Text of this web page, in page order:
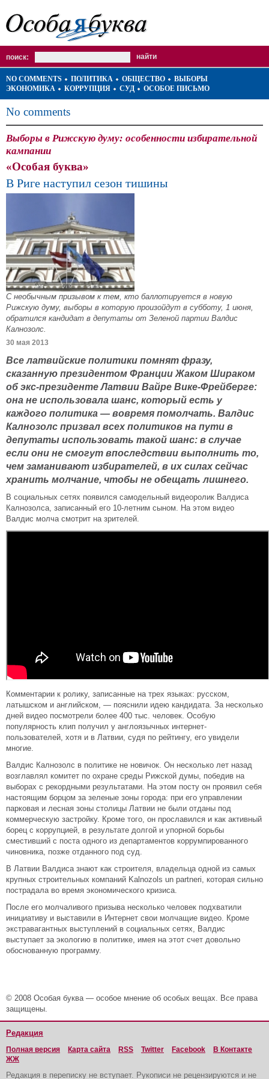
поиск:
NO COMMENTS ПОЛИТИКА ОБЩЕСТВО
ВЫБОРЫ
ЭКОНОМИКА
КОРРУПЦИЯ СУД ОСОБОЕ ПИСЬМО
No comments
Выборы в Рижскую думу: особенности избирательной
кампании
«Особая буква»
В Риге наступил сезон тишины
С необычным призывом к тем, кто баллотируется в новую
Рижскую думу, выборы в которую произойдут в субботу, 1 июня,
обратился кандидат в депутаты от Зеленой партии Валдис
Калнозолс.
30 мая 2013
Все латвийские политики помнят фразу,
сказанную президентом Франции Жаком Шираком
об экс-президенте Латвии Вайре Вике-Фрейберге:
она не использовала шанс, который есть у
каждого политика — вовремя помолчать. Валдис
Калнозолс призвал всех политиков на пути в
депутаты использовать такой шанс: в случае
если они не смогут впоследствии выполнить то,
чем заманивают избирателей, в их силах сейчас
хранить молчание, чтобы не обещать лишнего.
В социальных сетях появился самодельный видеоролик Валдиса
Калнозолса, записанный его 10-летним сыном. На этом видео
Валдис молча смотрит на зрителей.
Комментарии к ролику, записанные на трех языках: русском,
латышском и английском, — пояснили идею кандидата. За несколько
дней видео посмотрели более 400 тыс. человек. Особую
популярность клип получил у англоязычных интернет-
пользователей, хотя и в Латвии, судя по рейтингу, его увидели
многие.
Валдис Калнозолс в политике не новичок. Он несколько лет назад
возглавлял комитет по охране среды Рижской думы, победив на
выборах с рекордными результатами. На этом посту он проявил себя
настоящим борцом за зеленые зоны города: при его управлении
парковая и лесная зоны столицы Латвии не были отданы под
коммерческую застройку. Кроме того, он прославился и как активный
борец с коррупцией, в результате долгой и упорной борьбы
сместивший с поста одного из департаментов коррумпированного
чиновника, позже отданного под суд.
В Латвии Валдиса знают как строителя, владельца одной из самых
крупных строительных компаний Kalnozols un partneri, которая сильно
пострадала во время экономического кризиса.
После его молчаливого призыва несколько человек подхватили
инициативу и выставили в Интернет свои молчащие видео. Кроме
экстравагантных выступлений в социальных сетях, Валдис
выступает за экологию в политике, имея на этот счет довольно
обоснованную программу.
© 2008 Особая буква — особое мнение об особых вещах. Все права
защищены.
Редакция
Полная версия Карта сайта RSS Twitter Facebook
В Контакте
ЖЖ
Редакция в переписку не вступает. Рукописи не рецензируются и не